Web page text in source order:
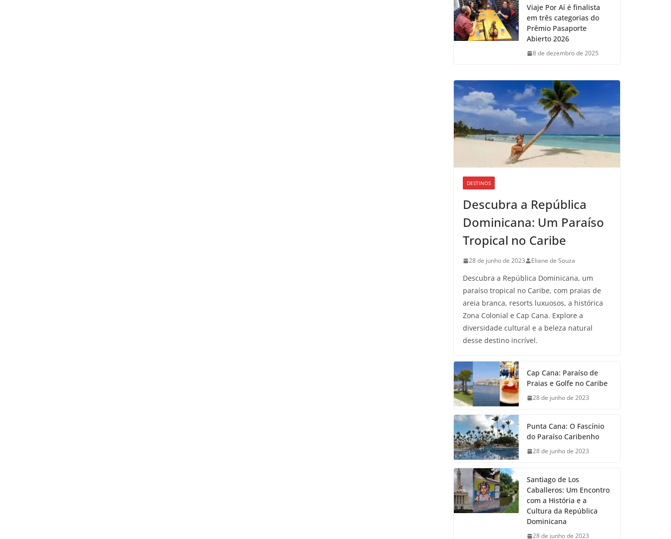
Viaje Por Aí é finalista
em três categorias do
Prêmio Pasaporte
Abierto 2026
8 de dezembro de 2025
DESTINOS
Descubra a República
Dominicana: Um Paraíso
Tropical no Caribe
28 de junho de 2023 Eliane de Souza
Descubra a República Dominicana, um
paraíso tropical no Caribe, com praias de
areia branca, resorts luxuosos, a histórica
Zona Colonial e Cap Cana. Explore a
diversidade cultural e a beleza natural
desse destino incrível.
Cap Cana: Paraíso de
Praias e Golfe no Caribe
28 de junho de 2023
Punta Cana: O Fascínio
do Paraíso Caribenho
28 de junho de 2023
Santiago de Los
Caballeros: Um Encontro
com a História e a
Cultura da República
Dominicana
28 de junho de 2023